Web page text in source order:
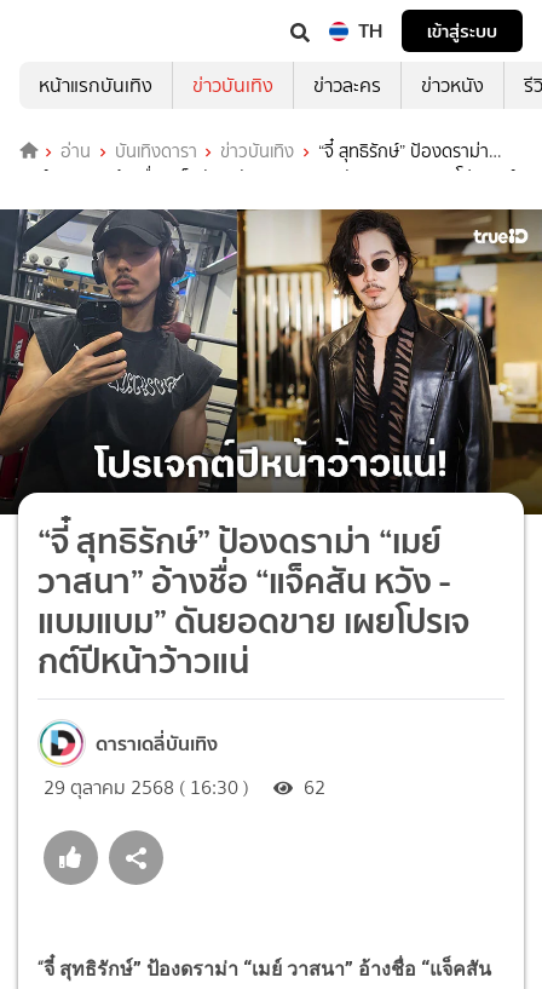
TH
เข้าสู่ระบบ
หน้าแรกบันเทิง
ข่าวบันเทิง ข่าวละคร ข่าวหนัง รี
อ่าน บันเทิงดารา ข่าวบันเทิง
“จี๋ สุทธิรักษ์” ป้องดราม่า
“เมย์ วาสนา” อ้างชื่อ “แจ็คสัน หวัง - แบมแบม” ดันยอดขาย เผยโปรเจกต์
“จี๋ สุทธิรักษ์” ป้องดราม่า “เมย์
วาสนา” อ้างชื่อ “แจ็คสัน หวัง -
แบมแบม” ดันยอดขาย เผยโปรเจ
กต์ปีหน้าว้าวแน่
ดาราเดลี่บันเทิง
29 ตุลาคม 2568 ( 16:30 ) 62
“จี๋ สุทธิรักษ์” ป้องดราม่า “เมย์ วาสนา” อ้างชื่อ “แจ็คสัน